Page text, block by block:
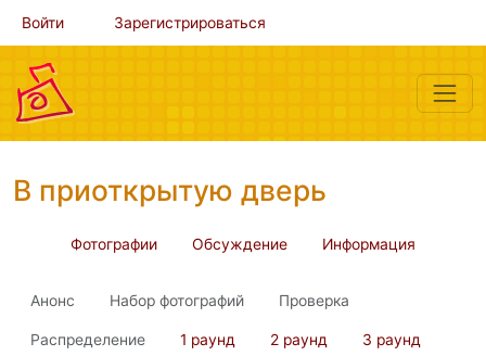
Войти Зарегистрироваться
В приоткрытую дверь
Фотографии Обсуждение Информация
Анонс Набор фотографий Проверка
Распределение 1 раунд 2 раунд 3 раунд